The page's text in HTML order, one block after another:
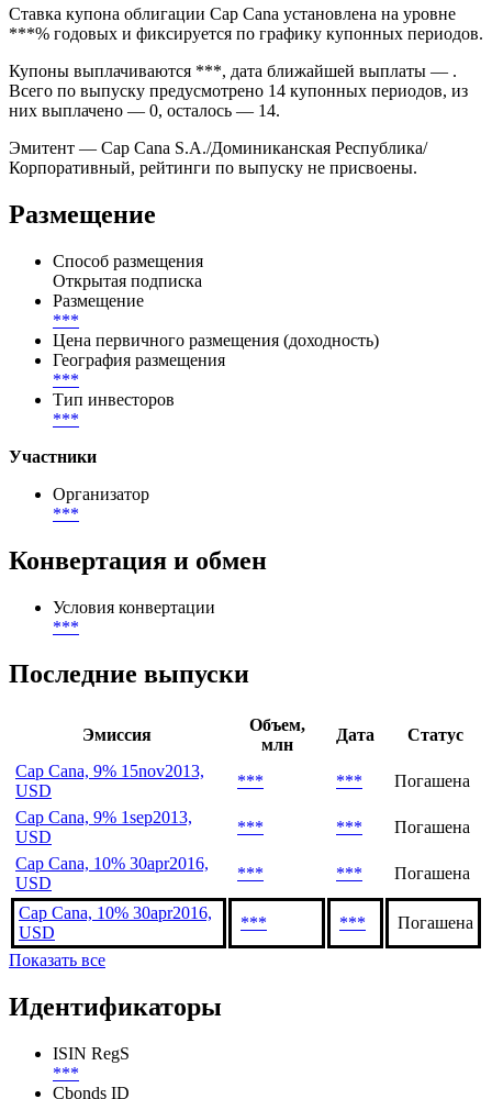
Ставка купона облигации Cap Cana установлена на уровне
***% годовых и фиксируется по графику купонных периодов.
Купоны выплачиваются ***, дата ближайшей выплаты — .
Всего по выпуску предусмотрено 14 купонных периодов, из
них выплачено — 0, осталось — 14.
Эмитент — Cap Cana S.A./Доминиканская Республика/
Корпоративный, рейтинги по выпуску не присвоены.
Размещение
Способ размещения
Открытая подписка
Размещение
***
Цена первичного размещения (доходность)
География размещения
***
Тип инвесторов
***
Участники
Организатор
***
Конвертация и обмен
Условия конвертации
***
Последние выпуски
Эмиссия
Объем,
млн
Дата
Статус
Cap Cana, 9% 15nov2013,
USD
*** ***
Погашена
Cap Cana, 9% 1sep2013,
USD
*** ***
Погашена
Cap Cana, 10% 30apr2016,
USD
*** *** Погашена
Cap Cana, 10% 30apr2016,
USD
*** ***
Погашена
Показать все
Идентификаторы
ISIN RegS
***
Cbonds ID